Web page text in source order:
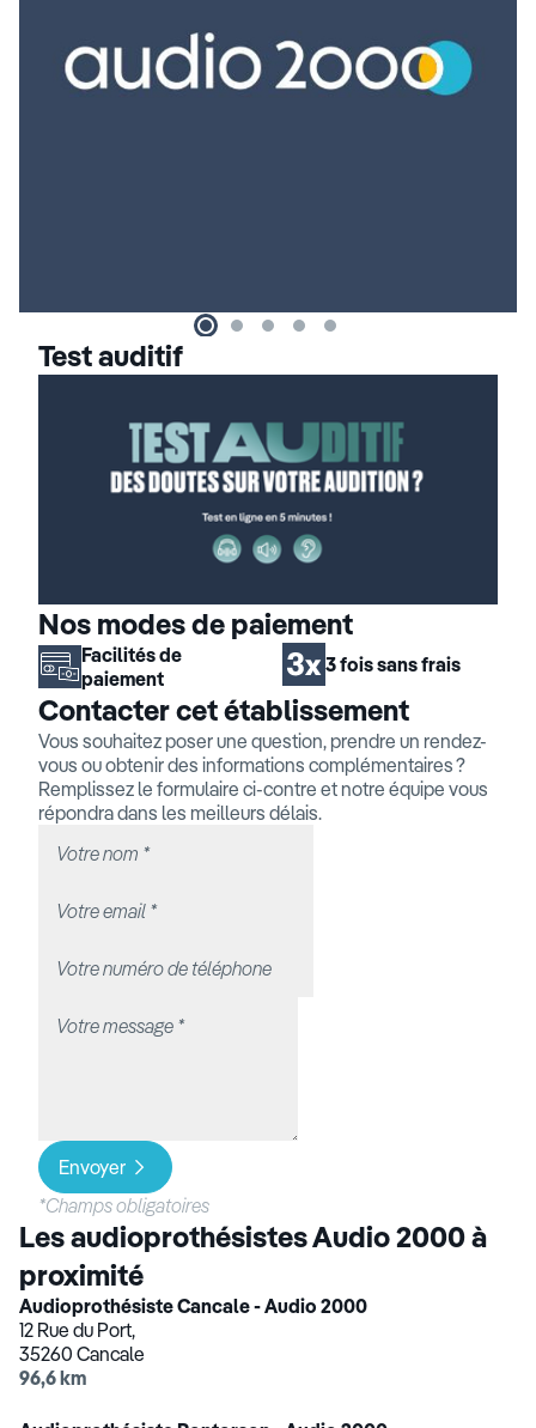
Test auditif
Nos modes de paiement
Facilités de
paiement
3 fois sans frais
Contacter cet établissement
Vous souhaitez poser une question, prendre un rendez-
vous ou obtenir des informations complémentaires ?
Remplissez le formulaire ci-contre et notre équipe vous
répondra dans les meilleurs délais.
Envoyer
*Champs obligatoires
Les audioprothésistes Audio 2000 à
proximité
Audioprothésiste Cancale - Audio 2000
12 Rue du Port,
35260 Cancale
96,6 km